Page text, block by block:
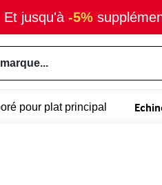
Et jusqu'à -5%
pour plat principal